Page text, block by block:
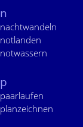
n
nachtwandeln
notlanden
notwassern
p
paarlaufen
planzeichnen